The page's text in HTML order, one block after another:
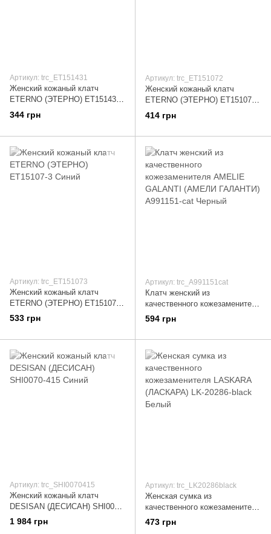
Артикул: trc_ET151431
Женский кожаный клатч
ETERNO (ЭТЕРНО) ET15143-1
Серый
344 грн
Артикул: trc_ET151072
Женский кожаный клатч
ETERNO (ЭТЕРНО) ET15107-2
Серый
414 грн
Артикул: trc_ET151073
Женский кожаный клатч
ETERNO (ЭТЕРНО) ET15107-3
Синий
533 грн
Артикул: trc_A991151cat
Клатч женский из
качественного кожезаменителя
AMELIE GALANTI (АМЕЛИ
ГАЛАНТИ) A991151-cat Черный
594 грн
Артикул: trc_SHI0070415
Женский кожаный клатч
DESISAN (ДЕСИСАН) SHI0070-
415 Синий
1 984 грн
Артикул: trc_LK20286black
Женская сумка из
качественного кожезаменителя
LASKARA (ЛАСКАРА) LK-
20286-black Белый
473 грн